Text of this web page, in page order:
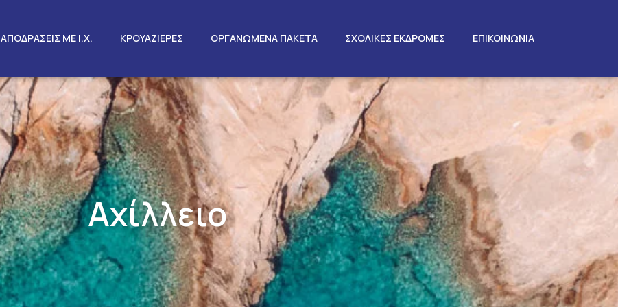
ΑΠΟΔΡΑΣΕΙΣ ΜΕ Ι.Χ. ΚΡΟΥΑΖΙΕΡΕΣ ΟΡΓΑΝΩΜΕΝΑ ΠΑΚΕΤΑ ΣΧΟΛΙΚΕΣ ΕΚΔΡΟΜΕΣ ΕΠΙΚΟΙΝΩΝΙΑ
Αχίλλειο